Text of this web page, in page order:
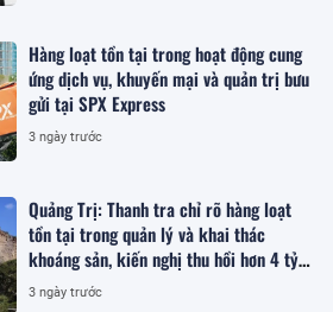
Hàng loạt tồn tại trong hoạt động cung
ứng dịch vụ, khuyến mại và quản trị bưu
gửi tại SPX Express
3 ngày trước
Quảng Trị: Thanh tra chỉ rõ hàng loạt
tồn tại trong quản lý và khai thác
khoáng sản, kiến nghị thu hồi hơn 4 tỷ
đồng
3 ngày trước